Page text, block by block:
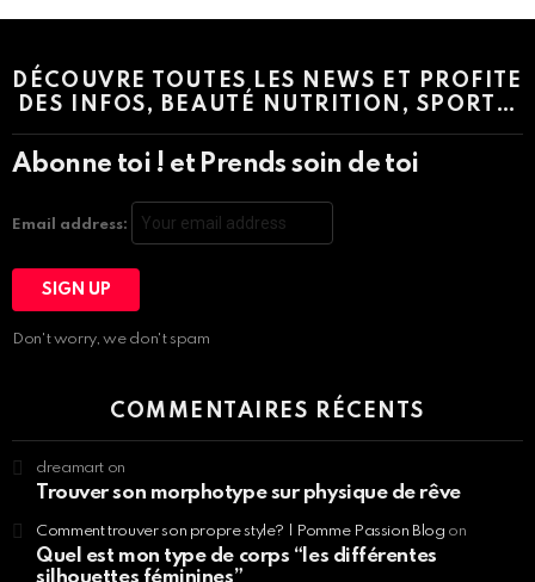
DÉCOUVRE TOUTES LES NEWS ET PROFITE
DES INFOS, BEAUTÉ NUTRITION, SPORT…
Abonne toi ! et Prends soin de toi
Email address:
Don't worry, we don't spam
COMMENTAIRES RÉCENTS
dreamart on
Trouver son morphotype sur physique de rêve
Comment trouver son propre style? | Pomme Passion Blog on
Quel est mon type de corps “les différentes